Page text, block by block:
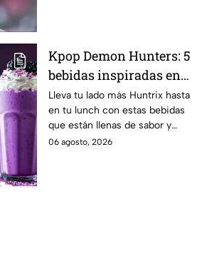
Kpop Demon Hunters: 5
bebidas inspiradas en
las guerreras Huntrix
para llevar a la escuela
este regreso a clases
2026; son saludables y
Lleva tu lado más Huntrix hasta
en tu lunch con estas bebidas
que están llenas de sabor y
frescura.
06 agosto, 2026